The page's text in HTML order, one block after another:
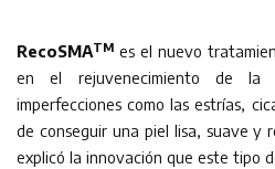
RecoSMATM es el nuevo
en el rejuvenecimiento de la
imperfecciones como las estrías,
de conseguir una piel lisa, suave y
explicó la innovación que este tipo